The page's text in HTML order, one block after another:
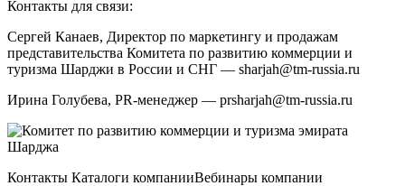
Контакты для связи:
Сергей Канаев, Директор по маркетингу и продажам
представительства Комитета по развитию коммерции и
туризма Шарджи в России и СНГ — sharjah@tm-russia.ru
Ирина Голубева, PR-менеджер — prsharjah@tm-russia.ru
Контакты Каталоги компанииВебинары компании